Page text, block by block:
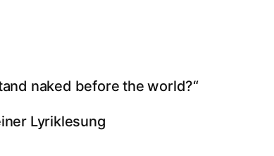
naked before the world?“
Lyriklesung